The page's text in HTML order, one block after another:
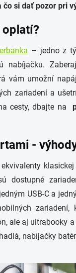
si dať pozor pri
– jedno z
nabíjačku.
vám umožní
zariadení a
cesty, dbajte na
-
dostupné
USB-C a
zariadení,
ale aj ultrabooky
nabíjačky